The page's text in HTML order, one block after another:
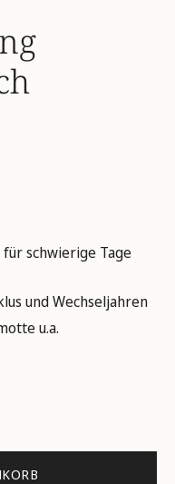
schwierige Tage
und Wechseljahren
u.a.